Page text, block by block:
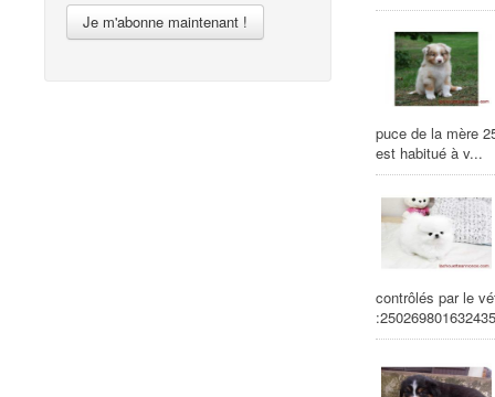
Je m'abonne maintenant !
puce de la mère
est habitué à v...
contrôlés par le